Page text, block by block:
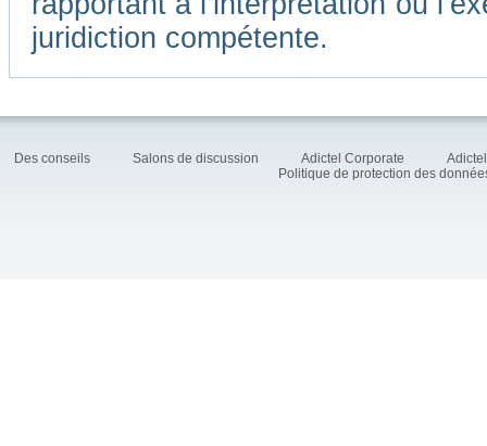
juridiction compétente.
Des conseils Salons de discussion Adictel Corporate
Politique de protection des